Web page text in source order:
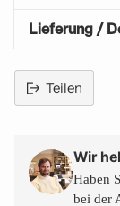
Lieferung /
Teilen
den
Warenkorb
legen
Wir
Haben
bei der